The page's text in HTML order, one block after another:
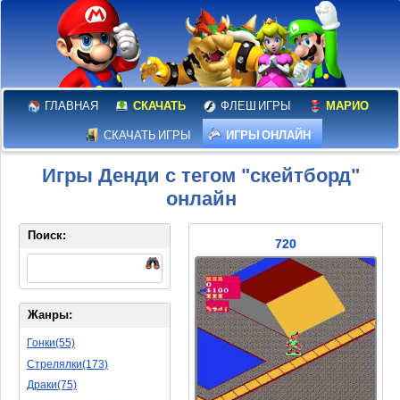
ГЛАВНАЯ СКАЧАТЬ ФЛЕШ ИГРЫ МАРИО
СКАЧАТЬ ИГРЫ ИГРЫ ОНЛАЙН
Игры Денди с тегом "скейтборд"
онлайн
720
Поиск:
Жанры:
Гонки(55)
Стрелялки(173)
Драки(75)